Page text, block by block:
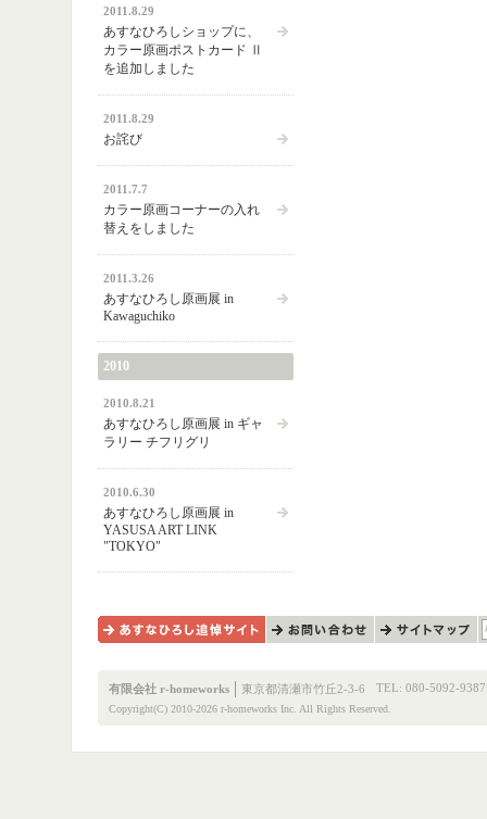
2011.8.29
あすなひろしショップに、
カラー原画ポストカード Ⅱ
を追加しました
2011.8.29
お詫び
2011.7.7
カラー原画コーナーの入れ
替えをしました
2011.3.26
あすなひろし原画展 in
Kawaguchiko
2010
2010.8.21
あすなひろし原画展 in ギャ
ラリー チフリグリ
2010.6.30
あすなひろし原画展 in
YASUSA ART LINK
"TOKYO"
有限会社 r-homeworks 東京都清瀬市竹丘2-3-6 TEL: 080-5092-9387
Copyright(C) 2010-2026 r-homeworks Inc. All Rights Reserved.